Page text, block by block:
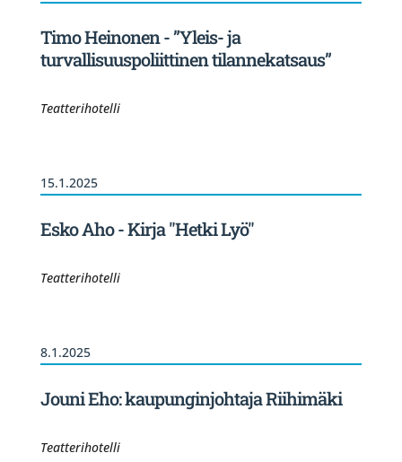
Timo Heinonen - ”Yleis- ja
turvallisuuspoliittinen tilannekatsaus”
Teatterihotelli
15.1.2025
Esko Aho - Kirja "Hetki Lyö"
Teatterihotelli
8.1.2025
Jouni Eho: kaupunginjohtaja Riihimäki
Teatterihotelli